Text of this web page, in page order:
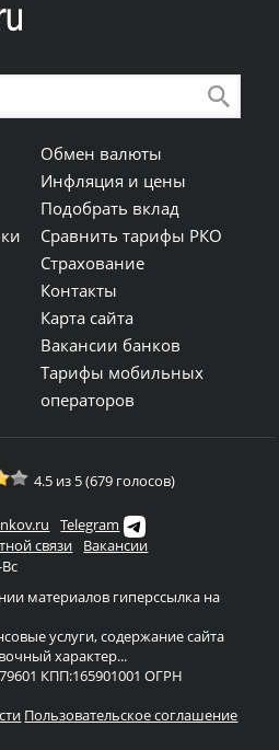
Обмен валюты
Инфляция и цены
Подобрать вклад
Сравнить тарифы РКО
Страхование
Контакты
Карта сайта
Вакансии банков
Тарифы мобильных
операторов
4.5 из 5 (679 голосов)
Telegram
связи
Вакансии
материалов гиперссылка на
услуги, содержание сайта
характер...
КПП:165901001 ОГРН
Пользовательское соглашение